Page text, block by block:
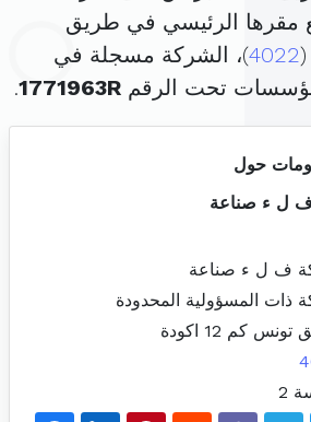
مقرها الرئيسي في طريق
4022)، الشركة مسجلة في
تحت الرقم 1771963R
.
حول
ل ء صناعة
ف ل ء صناعة
ذات المسؤولية المحدودة
كم 12 اكودة
2